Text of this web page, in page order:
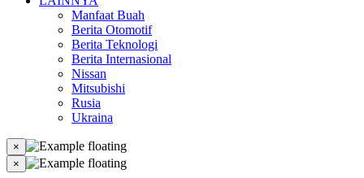
Manfaat Buah
Berita Otomotif
Berita Teknologi
Berita Internasional
Nissan
Mitsubishi
Rusia
Ukraina
×
×